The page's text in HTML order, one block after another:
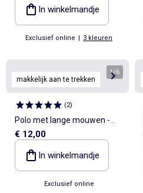
collectieIn winkelmandje
Exclusief online | 3 kleuren
makkelijk aan te trekken
1/6
(2)
Polo met lange mouwen -
makkelijk aan te trekken
collectie
€ 12,00
In winkelmandje
Exclusief online